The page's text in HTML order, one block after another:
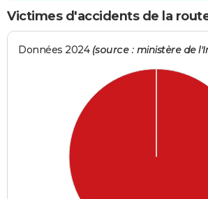
Victimes d'accidents de la
Données 2024 (source : ministère de